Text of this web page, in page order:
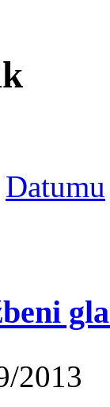
Datumu
2013